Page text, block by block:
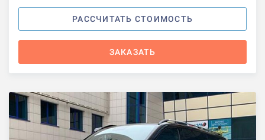
РАССЧИТАТЬ СТОИМОСТЬ
ЗАКАЗАТЬ